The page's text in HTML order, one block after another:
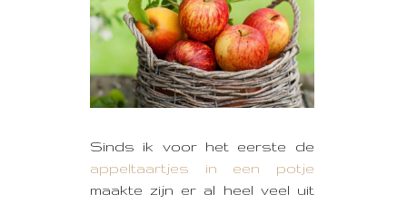
Sinds ik voor het eerste de
appeltaartjes in een potje
maakte zijn er al heel veel uit